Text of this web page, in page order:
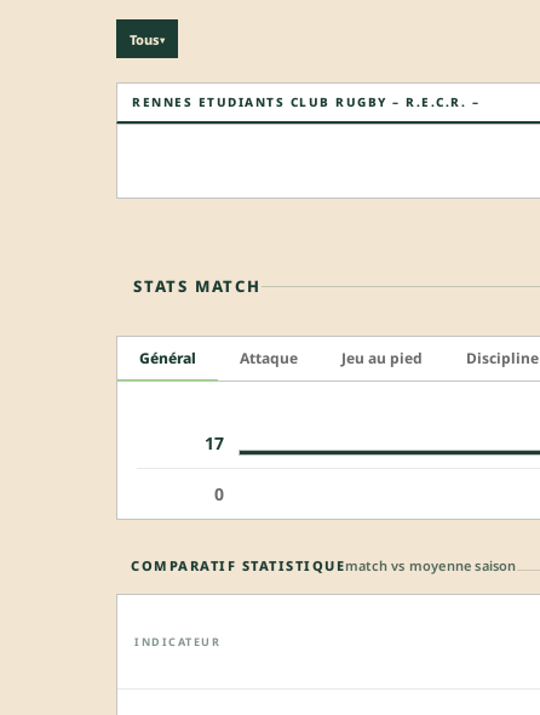
Tous▾
RENNES ETUDIANTS CLUB RUGBY – R.E.C.R. –
STATS MATCH
Général Attaque Jeu au pied Discipline
17
0
COMPARATIF STATISTIQUEmatch vs moyenne saison
INDICATEUR